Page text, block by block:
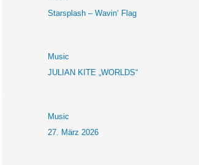
Starsplash – Wavin‘ Flag
Music
JULIAN KITE „WORLDS“
Music
27. März 2026